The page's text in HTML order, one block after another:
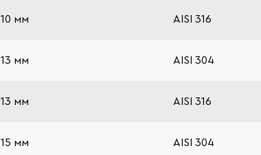
10 мм AISI 316
13 мм AISI 304
13 мм AISI 316
15 мм AISI 304